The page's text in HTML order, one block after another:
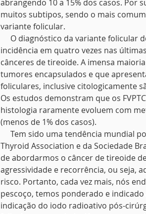
abrangendo 10 a 15% dos casos. Por
muitos subtipos, sendo o mais
variante folicular.
O diagnóstico da variante folicular
incidência em quatro vezes nas
cânceres de tireoide. A imensa
tumores encapsulados e que
foliculares, inclusive citologicamente
Os estudos demonstram que os
histologia raramente evoluem com
(menos de 1% dos casos).
Tem sido uma tendência mundial
Thyroid Association e da Sociedade
de abordarmos o câncer de tireoide
agressividade e recorrência, ou seja,
risco. Portanto, cada vez mais, nós
pescoço, temos ponderado e
indicação do iodo radioativo pós-